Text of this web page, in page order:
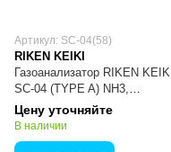
Артикул: SC-04(58)
RIKEN KEIKI
Газоанализатор RIKEN KEIKI
SC-04 (TYPE A) NH3,
портативный, определение
аммиака
Цену уточняйте
В наличии